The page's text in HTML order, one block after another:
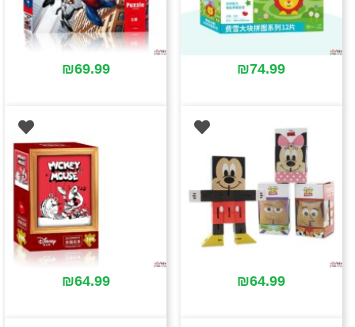
₪74.99
₪69.99
₪64.99
₪64.99